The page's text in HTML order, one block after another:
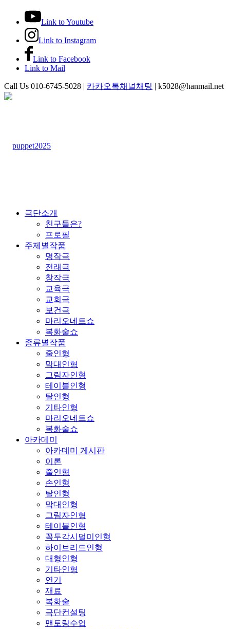
Link to Youtube
Link to Instagram
Link to Facebook
Link to Mail
Call Us 010-6745-5028 | 카카오톡채널채팅 | k5028@hanmail.net
극단소개
친구들은?
프로필
주제별작품
명작극
전래극
창작극
교육극
교회극
보건극
마리오네트쇼
복화술쇼
종류별작품
줄인형
막대인형
그림자인형
테이블인형
탈인형
기타인형
마리오네트쇼
복화술쇼
아카데미
아카데미 게시판
이론
줄인형
손인형
탈인형
막대인형
그림자인형
테이블인형
꼭두각시덜미인형
하이브리드인형
대형인형
기타인형
연기
재료
복화술
극단컨설팅
맨토링수업